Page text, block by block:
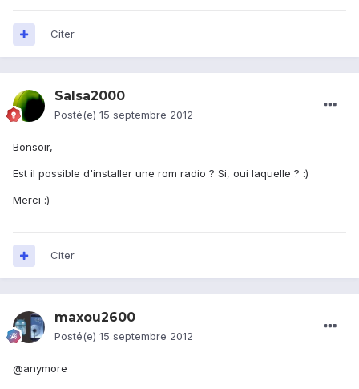
Citer
Salsa2000
Posté(e) 15 septembre 2012
Bonsoir,
Est il possible d'installer une rom radio ? Si, oui laquelle ? :)
Merci :)
Citer
maxou2600
Posté(e) 15 septembre 2012
@anymore